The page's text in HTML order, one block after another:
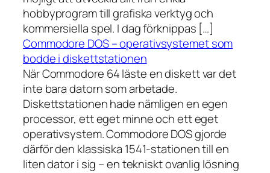
hobbyprogram till grafiska verktyg och
kommersiella spel. I dag förknippas […]
Commodore DOS – operativsystemet som
bodde i diskettstationen
När Commodore 64 läste en diskett var det
inte bara datorn som arbetade.
Diskettstationen hade nämligen en egen
processor, ett eget minne och ett eget
operativsystem. Commodore DOS gjorde
därför den klassiska 1541-stationen till en
liten dator i sig – en tekniskt ovanlig lösning